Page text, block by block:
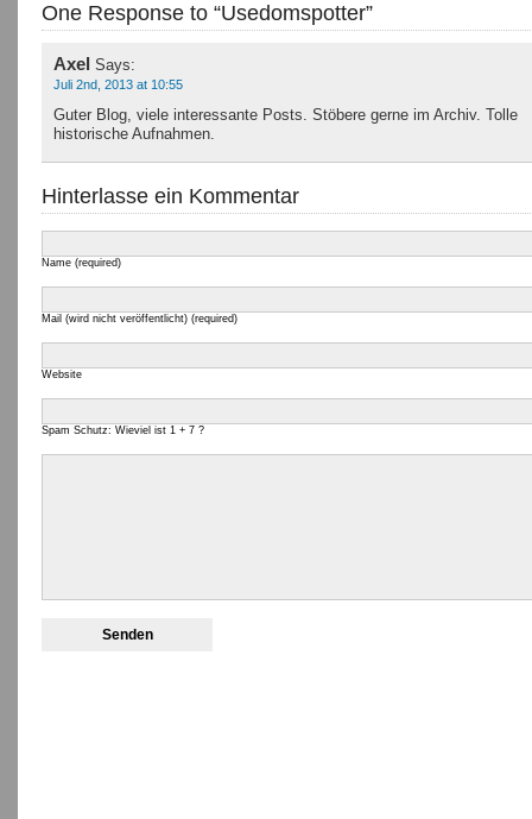
One Response to “Usedomspotter”
Axel Says:
Juli 2nd, 2013 at 10:55
Guter Blog, viele interessante Posts. Stöbere gerne im Archiv. Tolle
historische Aufnahmen.
Hinterlasse ein Kommentar
Name (required)
Mail (wird nicht veröffentlicht) (required)
Website
Spam Schutz: Wieviel ist 1 + 7 ?